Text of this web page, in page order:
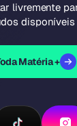
livremente
disponíveis
Matéria +